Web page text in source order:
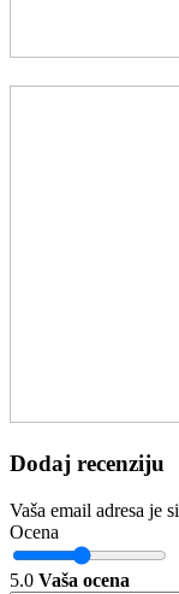
Dodaj recenziju
Vaša email adresa je
Ocena
5.0 Vaša ocena